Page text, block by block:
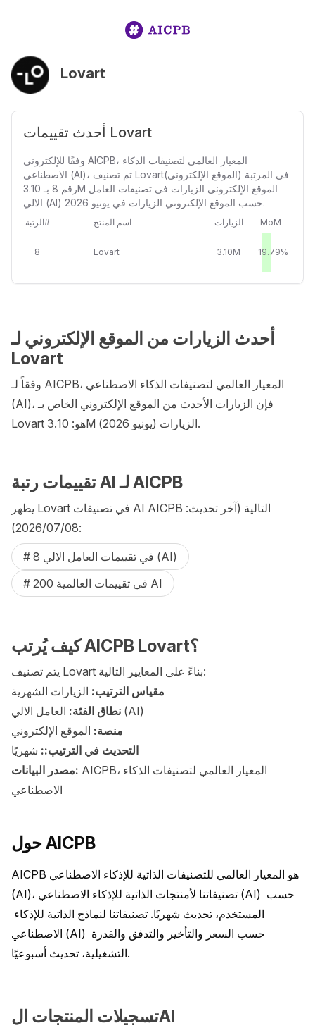
Lovart
أحدث تقييمات Lovart
وفقًا للإلكتروني AICPB، المعيار العالمي لتصنيفات الذكاء
الاصطناعي (AI)، تم تصنيف Lovart(الموقع الإلكتروني) في المرتبة
رقم 8 بـ 3.10M الموقع الإلكتروني الزيارات في تصنيفات العامل
الالي (AI) حسب الموقع الإلكتروني الزيارات في يونيو 2026.
الرتبة# اسم المنتج الزيارات MoM
8 Lovart 3.10M -19.79%
أحدث الزيارات من الموقع الإلكتروني لـ
Lovart
وفقاً لـ AICPB، المعيار العالمي لتصنيفات الذكاء الاصطناعي
(AI)، فإن الزيارات الأحدث من الموقع الإلكتروني الخاص بـ
Lovart هو: 3.10M الزيارات (يونيو 2026).
تقييمات رتبة AI لـ AICPB
يظهر Lovart في تصنيفات AI AICPB التالية (آخر تحديث:
08‏/07‏/2026):
# 8 في تقييمات العامل الالي (AI)
# 200 في تقييمات العالمية AI
كيف يُرتب AICPB Lovart؟
يتم تصنيف Lovart بناءً على المعايير التالية:
مقياس الترتيب: الزيارات الشهرية
نطاق الفئة: العامل الالي (AI)
منصة: الموقع الإلكتروني
التحديث في الترتيب:: شهريًا
مصدر البيانات: AICPB، المعيار العالمي لتصنيفات الذكاء
الاصطناعي
حول AICPB
AICPB هو المعيار العالمي للتصنيفات الذاتية للإذكاء الاصطناعي
(AI)، تصنيفاتنا لأمنتجات الذاتية للإذكاء الاصطناعي (AI) حسب
الاصطناعي (AI) حسب السعر والتأخير والتدفق والقدرة
التشغيلية، تحديث أسبوعيًا.
تسجيلات المنتجات الAI